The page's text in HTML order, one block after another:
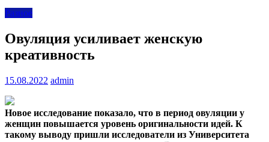
Разное
Овуляция усиливает женскую
креативность
15.08.2022 admin
Новое исследование показало, что в период овуляции у
женщин повышается уровень оригинальности идей. К
такому выводу пришли исследователи из Университета